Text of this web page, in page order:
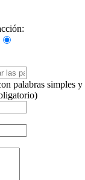
palabras simples y